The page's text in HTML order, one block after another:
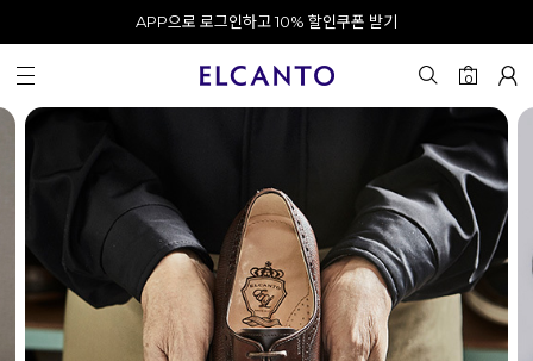
오전 10시 이전 결제 완료 시 오늘 출발!
회원가입 시 최대 20% 쿠폰 지급
카카오 채널 추가 시 10% 쿠폰 증정
APP으로 로그인하고 10% 할인쿠폰 받기
0